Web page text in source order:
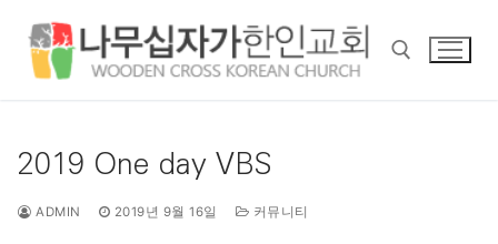
2019 One day VBS
ADMIN 2019년 9월 16일 커뮤니티